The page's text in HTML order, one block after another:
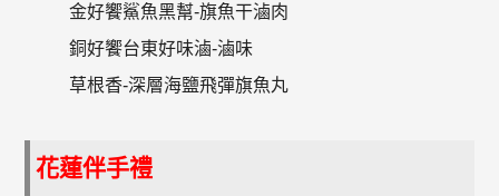
金好饗鯊魚黑幫-旗魚干滷肉
銅好饗台東好味滷-滷味
草根香-深層海鹽飛彈旗魚丸
花蓮伴手禮